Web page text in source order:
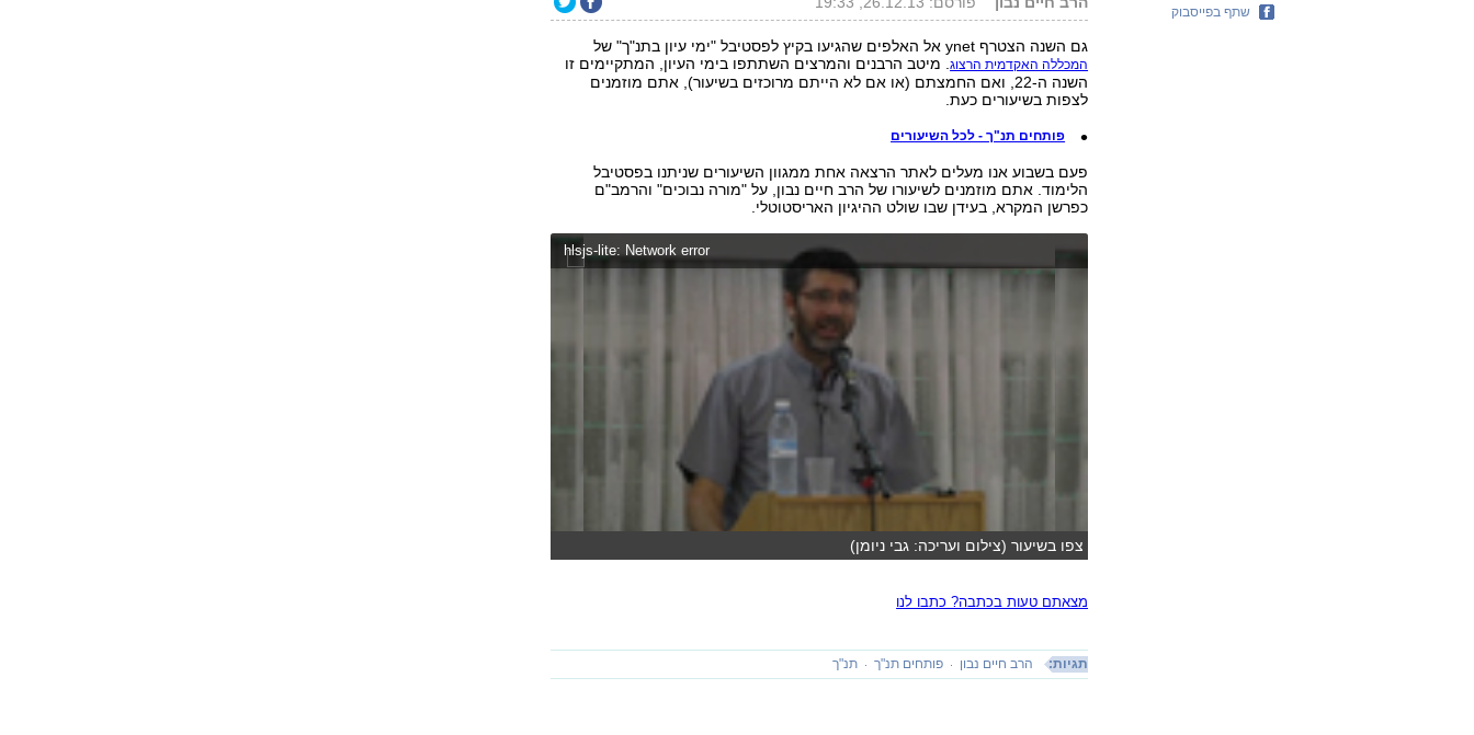
גם השנה הצטרף ynet אל האלפים שהגיעו בקיץ לפסטיבל "ימי עיון בתנ"ך" של
המכללה האקדמית הרצוג. מיטב הרבנים והמרצים השתתפו בימי העיון, המתקיימים זו
השנה ה-22, ואם החמצתם (או אם לא הייתם מרוכזים בשיעור), אתם מוזמנים
לצפות בשיעורים כעת.
פותחים תנ"ך - לכל השיעורים
פעם בשבוע אנו מעלים לאתר הרצאה אחת ממגוון השיעורים שניתנו בפסטיבל
הלימוד. אתם מוזמנים לשיעורו של הרב חיים נבון, על "מורה נבוכים" והרמב"ם
כפרשן המקרא, בעידן שבו שולט ההיגיון האריסטוטלי.
hlsjs-lite: Network error
צפו בשיעור (צילום ועריכה: גבי ניומן)
מצאתם טעות בכתבה? כתבו לנו
תגיות: הרב חיים נבון פותחים תנ"ך תנ"ך
שתף בפייסבוק